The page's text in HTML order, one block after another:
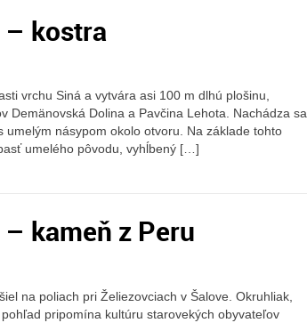
– kostra
vrchu Siná a vytvára asi 100 m dlhú plošinu,
Demänovská Dolina a Pavčina Lehota. Nachádza sa
násypom okolo otvoru. Na základe tohto
umelého pôvodu, vyhĺbený […]
kameň z Peru
na poliach pri Želiezovciach v Šalove. Okruhliak,
pripomína kultúru starovekých obyvateľov